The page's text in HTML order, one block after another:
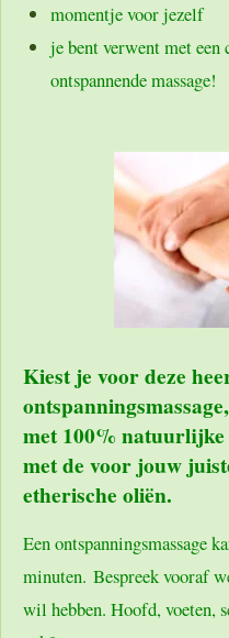
momentje voor jezelf
je bent verwent met een
ontspannende massage!
Kiest je voor deze
met 100%
met de voor jouw
etherische
Een ontspanningsmassage
minuten. Bespreek vooraf
wil hebben. Hoofd, voeten,